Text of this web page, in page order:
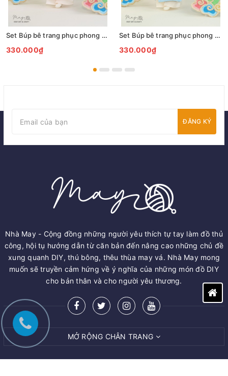
Set Búp bê trang phục phong cách Áo Giao Lĩnh hồng và mấn
330.000₫
Set Búp bê trang phục phong cách Áo Giao Lĩnh xanh dương và mấn
330.000₫
ĐĂNG KÝ
Nhà May - Cộng đồng những người yêu thích tự tay làm đồ thủ
công, hội tụ hướng dẫn từ căn bản đến nâng cao những chủ đề
xung quanh DIY, thú bông, thêu thùa may vá. Nhà May mong
muốn sẽ truyền cảm hứng về ý nghĩa của những món đồ DIY
cho bản thân và cho người yêu thương.
MỞ RỘNG CHÂN TRANG